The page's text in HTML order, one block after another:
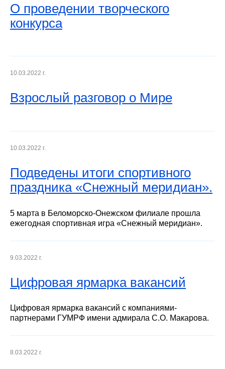
О проведении творческого
конкурса
10.03.2022 г.
Взрослый разговор о Мире
10.03.2022 г.
Подведены итоги спортивного
праздника «Снежный меридиан».
5 марта в Беломорско-Онежском филиале прошла
ежегодная спортивная игра «Снежный меридиан».
9.03.2022 г.
Цифровая ярмарка вакансий
Цифровая ярмарка вакансий с компаниями-
партнерами ГУМРФ имени адмирала С.О. Макарова.
8.03.2022 г.